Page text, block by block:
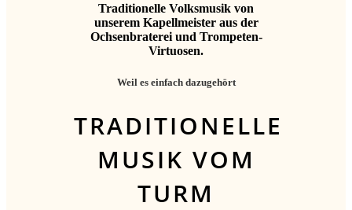
Traditionelle Volksmusik von
unserem Kapellmeister aus der
Ochsenbraterei und Trompeten-
Virtuosen.
Weil es einfach dazugehört
TRADITIONELLE
MUSIK VOM
TURM